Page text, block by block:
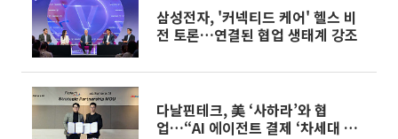
삼성전자, '커넥티드 케어' 헬스 비
전 토론…연결된 협업 생태계 강조
다날핀테크, 美 ‘사하라’와 협
업…“AI 에이전트 결제 ‘차세대 금